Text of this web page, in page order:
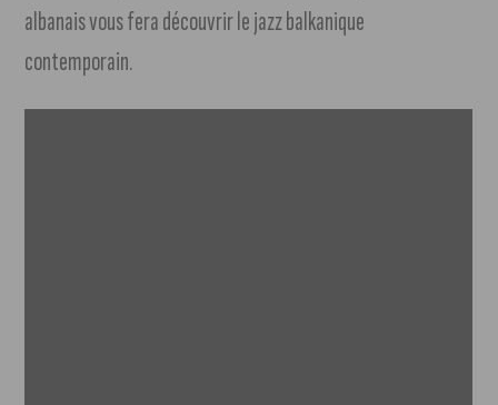
albanais vous fera découvrir le jazz balkanique
contemporain.